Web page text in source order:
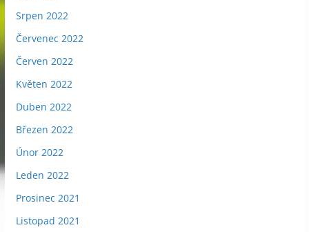
Srpen 2022
Červenec 2022
Červen 2022
Květen 2022
Duben 2022
Březen 2022
Únor 2022
Leden 2022
Prosinec 2021
Listopad 2021